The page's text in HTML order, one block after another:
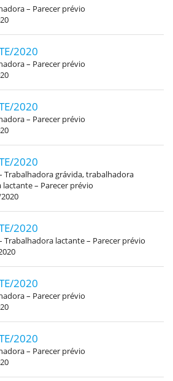
– Parecer prévio
2020
– Parecer prévio
2020
– Parecer prévio
2020
Trabalhadora grávida, trabalhadora
– Parecer prévio
2020
lactante – Parecer prévio
2020
– Parecer prévio
2020
– Parecer prévio